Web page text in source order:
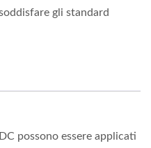
gli standard
possono essere applicati